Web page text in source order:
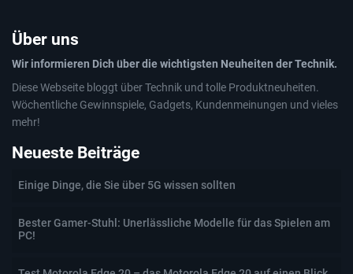
Über uns
Wir informieren Dich über die wichtigsten Neuheiten der Technik.
Diese Webseite bloggt über Technik und tolle Produktneuheiten.
Wöchentliche Gewinnspiele, Gadgets, Kundenmeinungen und vieles
mehr!
Neueste Beiträge
Einige Dinge, die Sie über 5G wissen sollten
Bester Gamer-Stuhl: Unerlässliche Modelle für das Spielen am
PC!